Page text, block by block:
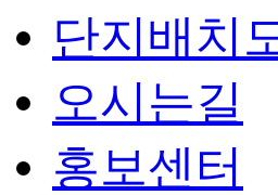
단지배치
오시는길
홍보센터